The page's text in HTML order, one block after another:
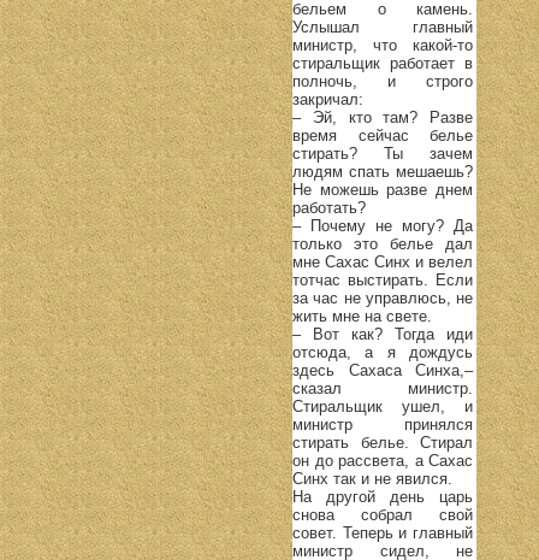
бельем о камень.
Услышал главный
министр, что какой-то
стиральщик работает в
полночь, и строго
закричал:
– Эй, кто там? Разве
время сейчас белье
стирать? Ты зачем
людям спать мешаешь?
Не можешь разве днем
работать?
– Почему не могу? Да
только это белье дал
мне Сахас Синх и велел
тотчас выстирать. Если
за час не управлюсь, не
жить мне на свете.
– Вот как? Тогда иди
отсюда, а я дождусь
здесь Сахаса Синха,–
сказал министр.
Стиральщик ушел, и
министр принялся
стирать белье. Стирал
он до рассвета, а Сахас
Синх так и не явился.
На другой день царь
снова собрал свой
совет. Теперь и главный
министр сидел, не